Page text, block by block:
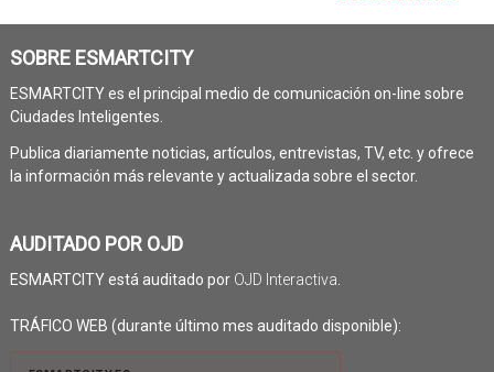
SOBRE ESMARTCITY
ESMARTCITY es el principal medio de comunicación on-line sobre
Ciudades Inteligentes.
Publica diariamente noticias, artículos, entrevistas, TV, etc. y ofrece
la información más relevante y actualizada sobre el sector.
AUDITADO POR OJD
ESMARTCITY está auditado por OJD Interactiva
TRÁFICO WEB (durante último mes auditado disponible):